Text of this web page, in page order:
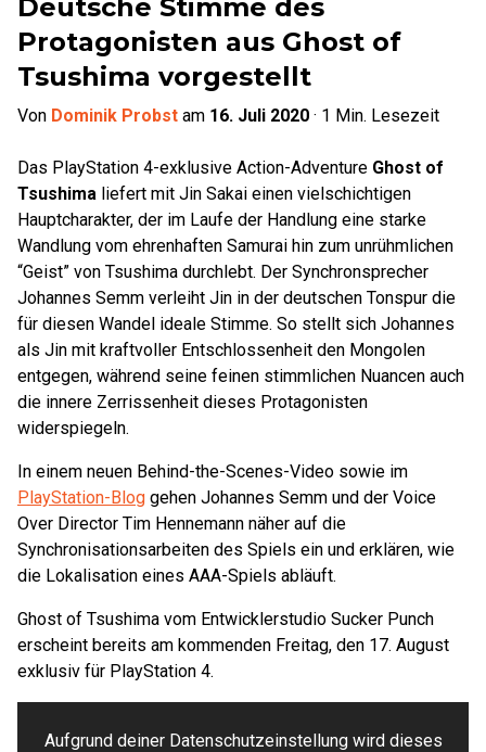
Deutsche Stimme des
Protagonisten aus Ghost of
Tsushima vorgestellt
Von Dominik Probst am 16. Juli 2020 · 1 Min. Lesezeit
Das PlayStation 4-exklusive Action-Adventure Ghost of
Tsushima liefert mit Jin Sakai einen vielschichtigen
Hauptcharakter, der im Laufe der Handlung eine starke
Wandlung vom ehrenhaften Samurai hin zum unrühmlichen
“Geist” von Tsushima durchlebt. Der Synchronsprecher
Johannes Semm verleiht Jin in der deutschen Tonspur die
für diesen Wandel ideale Stimme. So stellt sich Johannes
als Jin mit kraftvoller Entschlossenheit den Mongolen
entgegen, während seine feinen stimmlichen Nuancen auch
die innere Zerrissenheit dieses Protagonisten
widerspiegeln.
In einem neuen Behind-the-Scenes-Video sowie im
PlayStation-Blog gehen Johannes Semm und der Voice
Over Director Tim Hennemann näher auf die
Synchronisationsarbeiten des Spiels ein und erklären, wie
die Lokalisation eines AAA-Spiels abläuft.
Ghost of Tsushima vom Entwicklerstudio Sucker Punch
erscheint bereits am kommenden Freitag, den 17. August
exklusiv für PlayStation 4.
Aufgrund deiner Datenschutzeinstellung wird dieses